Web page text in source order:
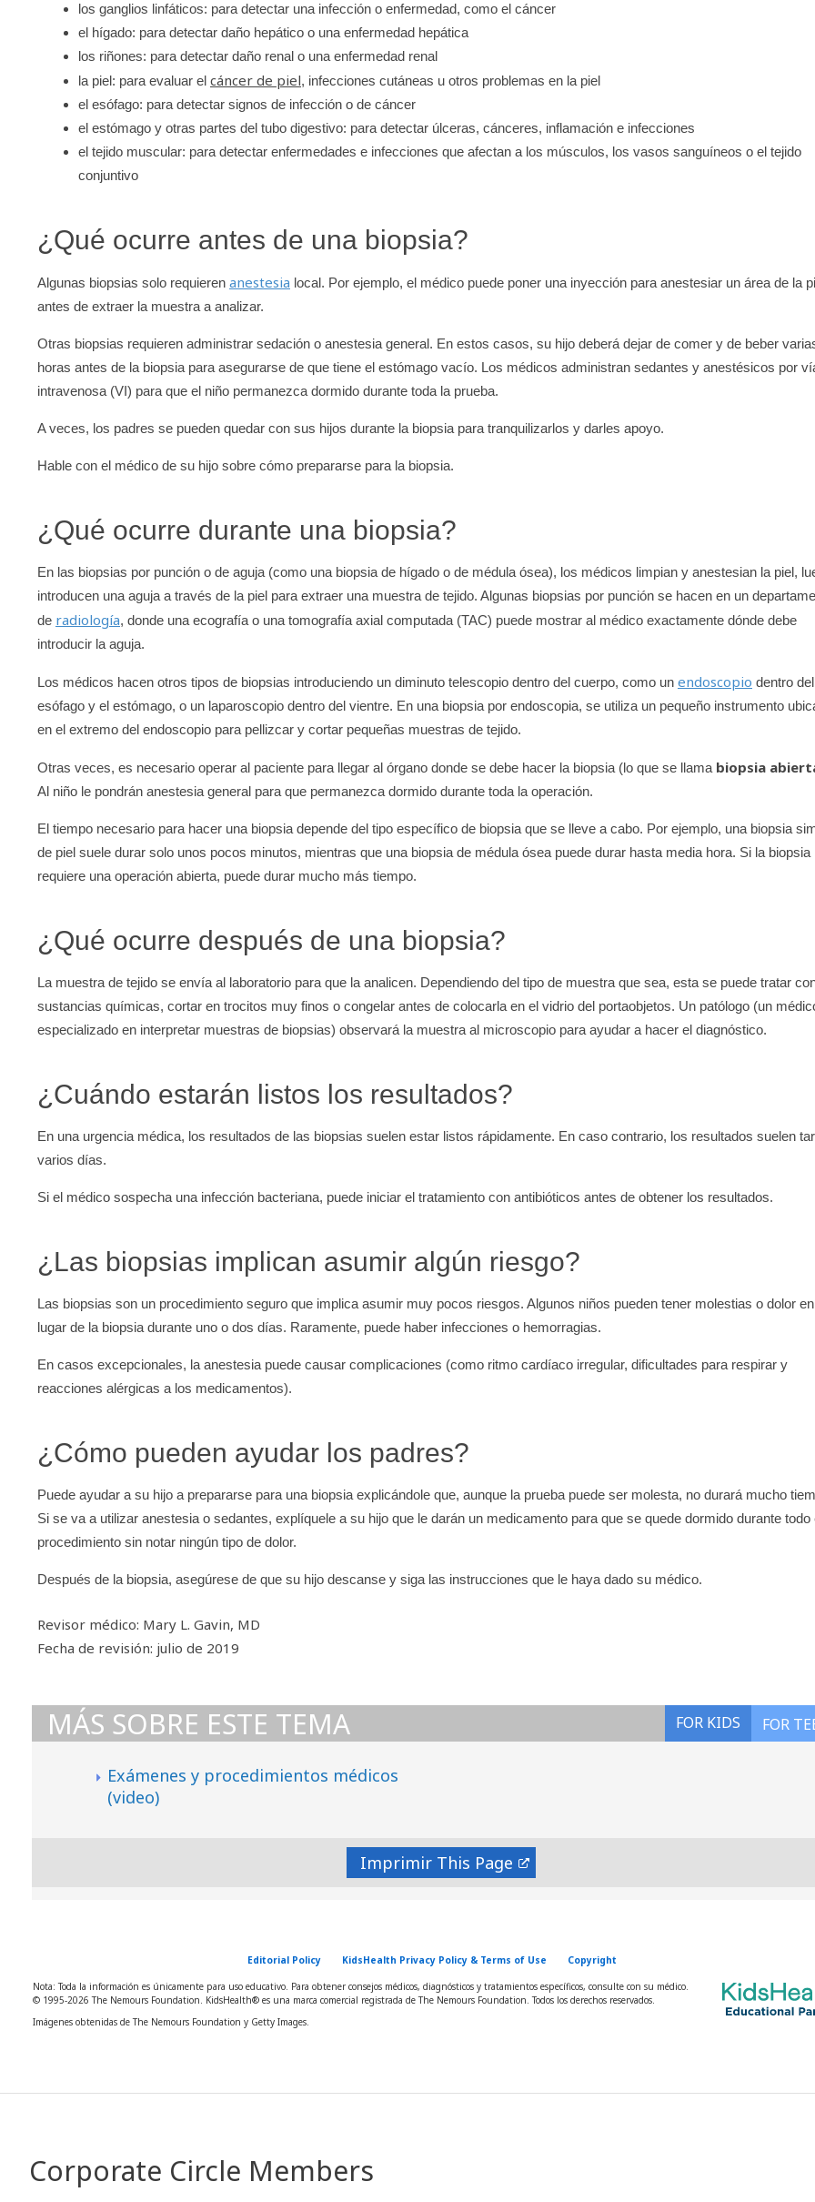
los ganglios linfáticos: para detectar una infección o enfermedad, como el cáncer
el hígado: para detectar daño hepático o una enfermedad hepática
los riñones: para detectar daño renal o una enfermedad renal
la piel: para evaluar el cáncer de piel, infecciones cutáneas u otros problemas en la piel
el esófago: para detectar signos de infección o de cáncer
el estómago y otras partes del tubo digestivo: para detectar úlceras, cánceres, inflamación e infecciones
el tejido muscular: para detectar enfermedades e infecciones que afectan a los músculos, los vasos sanguíneos o el tejido
conjuntivo
¿Qué ocurre antes de una biopsia?
Algunas biopsias solo requieren anestesia local. Por ejemplo, el médico puede poner una inyección para anestesiar un área de la
antes de extraer la muestra a analizar.
Otras biopsias requieren administrar sedación o anestesia general. En estos casos, su hijo deberá dejar de comer y de beber
horas antes de la biopsia para asegurarse de que tiene el estómago vacío. Los médicos administran sedantes y anestésicos por
intravenosa (VI) para que el niño permanezca dormido durante toda la prueba.
A veces, los padres se pueden quedar con sus hijos durante la biopsia para tranquilizarlos y darles apoyo.
Hable con el médico de su hijo sobre cómo prepararse para la biopsia.
¿Qué ocurre durante una biopsia?
En las biopsias por punción o de aguja (como una biopsia de hígado o de médula ósea), los médicos limpian y anestesian la piel,
introducen una aguja a través de la piel para extraer una muestra de tejido. Algunas biopsias por punción se hacen en un
de radiología, donde una ecografía o una tomografía axial computada (TAC) puede mostrar al médico exactamente dónde debe
introducir la aguja.
Los médicos hacen otros tipos de biopsias introduciendo un diminuto telescopio dentro del cuerpo, como un endoscopio dentro del
esófago y el estómago, o un laparoscopio dentro del vientre. En una biopsia por endoscopia, se utiliza un pequeño instrumento
en el extremo del endoscopio para pellizcar y cortar pequeñas muestras de tejido.
Otras veces, es necesario operar al paciente para llegar al órgano donde se debe hacer la biopsia (lo que se llama biopsia
Al niño le pondrán anestesia general para que permanezca dormido durante toda la operación.
El tiempo necesario para hacer una biopsia depende del tipo específico de biopsia que se lleve a cabo. Por ejemplo, una biopsia
de piel suele durar solo unos pocos minutos, mientras que una biopsia de médula ósea puede durar hasta media hora. Si la biopsia
requiere una operación abierta, puede durar mucho más tiempo.
¿Qué ocurre después de una biopsia?
La muestra de tejido se envía al laboratorio para que la analicen. Dependiendo del tipo de muestra que sea, esta se puede tratar
sustancias químicas, cortar en trocitos muy finos o congelar antes de colocarla en el vidrio del portaobjetos. Un patólogo (un
especializado en interpretar muestras de biopsias) observará la muestra al microscopio para ayudar a hacer el diagnóstico.
¿Cuándo estarán listos los resultados?
En una urgencia médica, los resultados de las biopsias suelen estar listos rápidamente. En caso contrario, los resultados suelen
varios días.
Si el médico sospecha una infección bacteriana, puede iniciar el tratamiento con antibióticos antes de obtener los resultados.
¿Las biopsias implican asumir algún riesgo?
Las biopsias son un procedimiento seguro que implica asumir muy pocos riesgos. Algunos niños pueden tener molestias o dolor
lugar de la biopsia durante uno o dos días. Raramente, puede haber infecciones o hemorragias.
En casos excepcionales, la anestesia puede causar complicaciones (como ritmo cardíaco irregular, dificultades para respirar y
reacciones alérgicas a los medicamentos).
¿Cómo pueden ayudar los padres?
Puede ayudar a su hijo a prepararse para una biopsia explicándole que, aunque la prueba puede ser molesta, no durará mucho
Si se va a utilizar anestesia o sedantes, explíquele a su hijo que le darán un medicamento para que se quede dormido durante todo
procedimiento sin notar ningún tipo de dolor.
Después de la biopsia, asegúrese de que su hijo descanse y siga las instrucciones que le haya dado su médico.
Revisor médico: Mary L. Gavin, MD
Fecha de revisión: julio de 2019
FOR
FOR KIDS
MÁS SOBRE ESTE TEMA
Exámenes y procedimientos médicos
(video)
Imprimir
Editorial Policy KidsHealth Privacy Policy & Terms of Use Copyright
Nota: Toda la información es únicamente para uso educativo. Para obtener consejos médicos, diagnósticos y tratamientos específicos, consulte con su médico.
© 1995-2026 The Nemours Foundation. KidsHealth® es una marca comercial registrada de The Nemours Foundation. Todos los derechos reservados.
Imágenes obtenidas de The Nemours Foundation y Getty Images.
Corporate Circle Members